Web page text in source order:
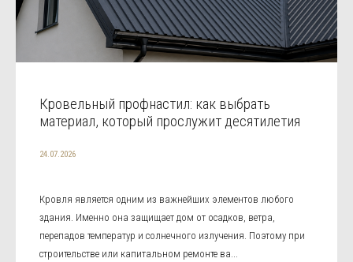
Кровельный профнастил: как выбрать
материал, который прослужит десятилетия
24.07.2026
Кровля является одним из важнейших элементов любого
здания. Именно она защищает дом от осадков, ветра,
перепадов температур и солнечного излучения. Поэтому при
строительстве или капитальном ремонте ва...